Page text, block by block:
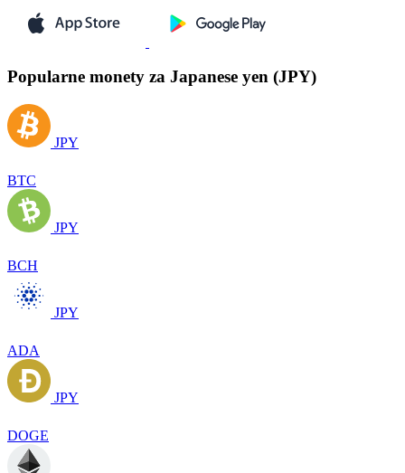
Popularne monety za Japanese yen (JPY)
JPY
BTC
JPY
BCH
JPY
ADA
JPY
DOGE